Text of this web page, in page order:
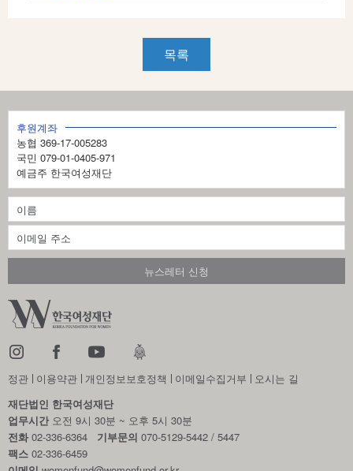
목록
후원계좌
농협 369-17-005283
국민 079-01-0405-971
예금주 한국여성재단
정관 이용약관 개인정보보호정책 이메일수집거부
오시는 길
재단법인 한국여성재단
업무시간오전 9시 30분 ~ 오후 5시 30분
전화 02-336-6364 기부문의 070-5129-5442 / 5447
팩스 02-336-6459